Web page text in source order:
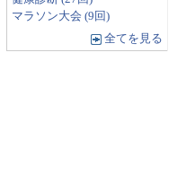
マラソン大会 (9回)
全てを見る